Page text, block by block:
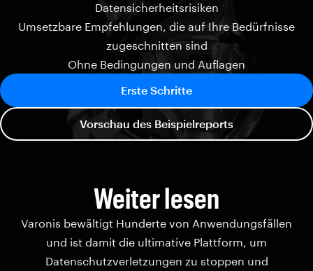
Datensicherheitsrisiken
Umsetzbare Empfehlungen, die auf Ihre Bedürfnisse
zugeschnitten sind
Ohne Bedingungen und Auflagen
Erste Schritte
Vorschau des Beispielreports
Weiter lesen
Varonis bewältigt Hunderte von Anwendungsfällen
und ist damit die ultimative Plattform, um
Datenschutzverletzungen zu stoppen und